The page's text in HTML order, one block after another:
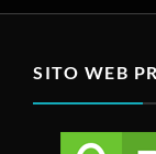
SITO WEB